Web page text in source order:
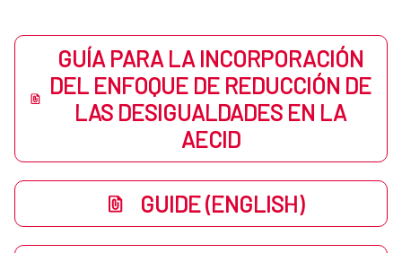
GUÍA PARA LA INCORPORACIÓN
DEL ENFOQUE DE REDUCCIÓN DE
LAS DESIGUALDADES EN LA
AECID
GUIDE (ENGLISH)